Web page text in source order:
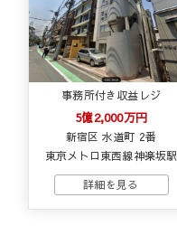
事務所付き収益レジ
5億2,000万円
新宿区 水道町 2番
東京メトロ東西線神楽坂駅